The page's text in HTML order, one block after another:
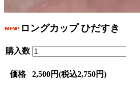
ロングカップ ひだすき
購入数
価格 2,500円(税込2,750円)